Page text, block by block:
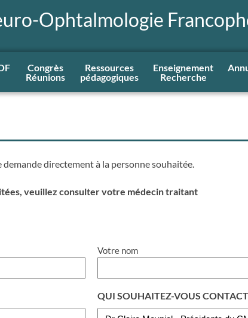
Ophtalmologie
Congrès
Réunions
Ressources
pédagogiques
Enseignement
Recherche
directement à la personne souhaitée.
veuillez consulter votre médecin traitant
Votre nom
QUI SOUHAITEZ-VOUS